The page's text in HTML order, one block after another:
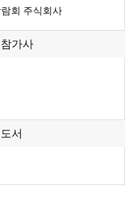
회 주식회사
가사
서